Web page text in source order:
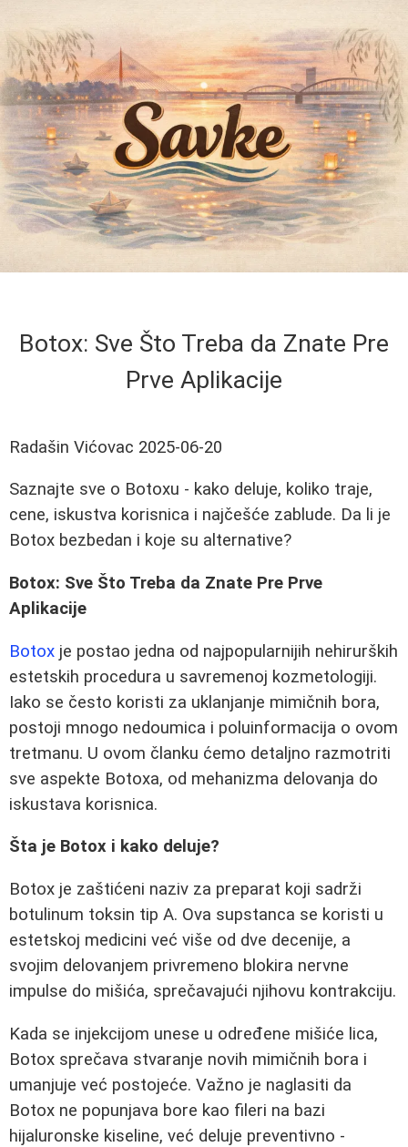
Botox: Sve Što Treba da Znate Pre
Prve Aplikacije
Radašin Vićovac 2025-06-20
Saznajte sve o Botoxu - kako deluje, koliko traje,
cene, iskustva korisnica i najčešće zablude. Da li je
Botox bezbedan i koje su alternative?
Botox: Sve Što Treba da Znate Pre Prve
Aplikacije
Botox je postao jedna od najpopularnijih nehirurških
estetskih procedura u savremenoj kozmetologiji.
Iako se često koristi za uklanjanje mimičnih bora,
postoji mnogo nedoumica i poluinformacija o ovom
tretmanu. U ovom članku ćemo detaljno razmotriti
sve aspekte Botoxa, od mehanizma delovanja do
iskustava korisnica.
Šta je Botox i kako deluje?
Botox je zaštićeni naziv za preparat koji sadrži
botulinum toksin tip A. Ova supstanca se koristi u
estetskoj medicini već više od dve decenije, a
svojim delovanjem privremeno blokira nervne
impulse do mišića, sprečavajući njihovu kontrakciju.
Kada se injekcijom unese u određene mišiće lica,
Botox sprečava stvaranje novih mimičnih bora i
umanjuje već postojeće. Važno je naglasiti da
Botox ne popunjava bore kao fileri na bazi
hijaluronske kiseline, već deluje preventivno -